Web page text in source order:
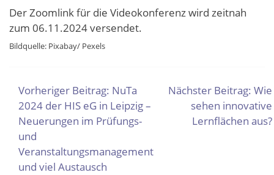
Der Zoomlink für die Videokonferenz wird zeitnah
zum 06.11.2024 versendet.
Bildquelle: Pixabay/ Pexels
BEITRAGSNAVIGATION
Vorheriger Beitrag: NuTa
2024 der HIS eG in Leipzig –
Neuerungen im Prüfungs-
und
Veranstaltungsmanagement
und viel Austausch
Nächster Beitrag: Wie
sehen innovative
Lernflächen aus?